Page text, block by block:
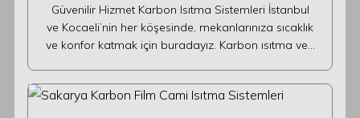
Güvenilir Hizmet Karbon Isıtma Sistemleri İstanbul
ve Kocaeli’nin her köşesinde, mekanlarınıza sıcaklık
ve konfor katmak için buradayız. Karbon ısıtma ve…